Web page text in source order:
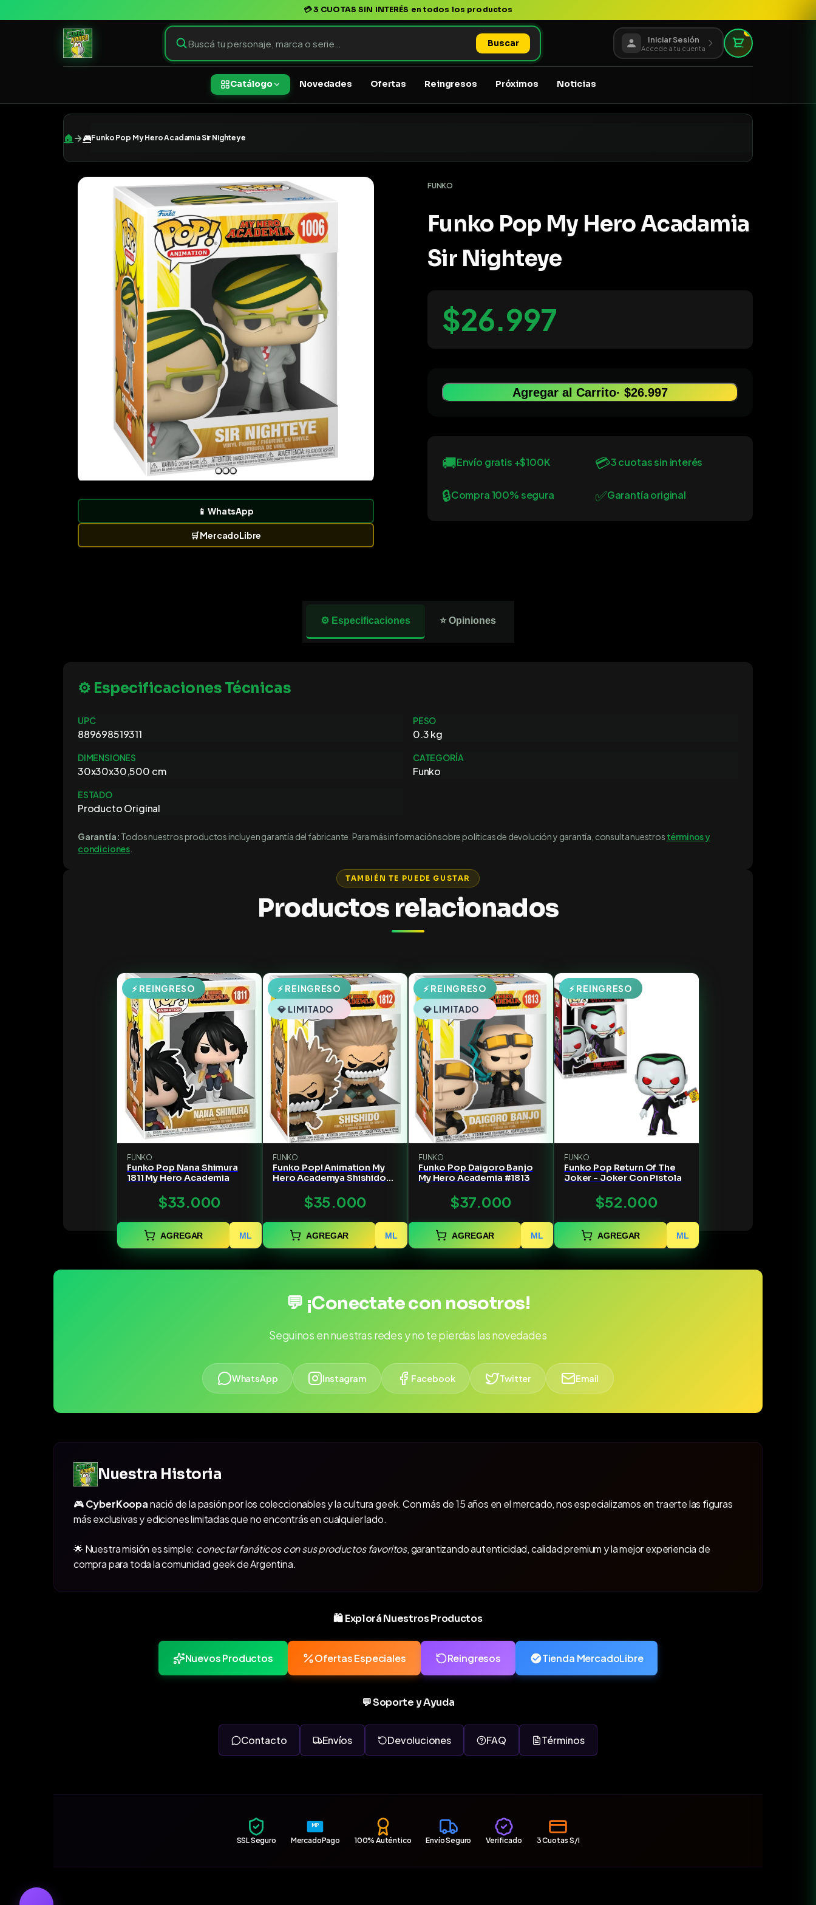
💳3 CUOTAS SIN INTERÉS en todos los productos
Buscar Iniciar Sesión
Accede a tu cuenta
0
Catálogo Novedades Ofertas Reingresos Próximos Noticias
🏠 →🎮Funko Pop My Hero Acadamia Sir Nighteye
📱WhatsApp
🛒MercadoLibre
FUNKO
Funko Pop My Hero Acadamia
Sir Nighteye
$26.997
Agregar al Carrito· $26.997
🚚Envío gratis +$100K 💳3 cuotas sin interés
🔒Compra 100% segura ✅Garantía original
⚙️ Especificaciones ⭐ Opiniones
⚙️ Especificaciones Técnicas
UPC
889698519311
PESO
0.3 kg
DIMENSIONES
30x30x30,500 cm
CATEGORÍA
Funko
ESTADO
Producto Original
Garantía: Todos nuestros productos incluyen garantía del fabricante. Para más información sobre políticas de devolución y garantía, consulta nuestros términos y
condiciones
TAMBIÉN TE PUEDE GUSTAR
Productos relacionados
⚡ REINGRESO
FUNKO
Funko Pop Nana Shimura
1811 My Hero Academia
$33.000
AGREGAR ML
⚡ REINGRESO
💎 LIMITADO
FUNKO
Funko Pop! Animation My
Hero Academya Shishido
$35.000
AGREGAR ML
⚡ REINGRESO
💎 LIMITADO
FUNKO
Funko Pop Daigoro Banjo
My Hero Academia #1813
$37.000
AGREGAR ML
⚡ REINGRESO
FUNKO
Funko Pop Return Of The
Joker - Joker Con Pistola
$52.000
AGREGAR ML
💬 ¡Conectate con nosotros!
Seguinos en nuestras redes y no te pierdas las novedades
WhatsApp Instagram Facebook Twitter Email
Nuestra Historia
🎮CyberKoopanació de la pasión por los coleccionables y la cultura geek. Con más de 15 años en el mercado, nos especializamos en traerte las figuras
más exclusivas y ediciones limitadas que no encontrás en cualquier lado.
🌟 Nuestra misión es simple: conectar fanáticos con sus productos favoritos, garantizando autenticidad, calidad premium y la mejor experiencia de
compra para toda la comunidad geek de Argentina.
🛍️ Explorá Nuestros Productos
Nuevos Productos Ofertas Especiales Reingresos Tienda MercadoLibre
💬 Soporte y Ayuda
Contacto Envíos Devoluciones FAQ Términos
SSL Seguro
MP
MercadoPago 100% Auténtico Envío Seguro Verificado 3 Cuotas S/I